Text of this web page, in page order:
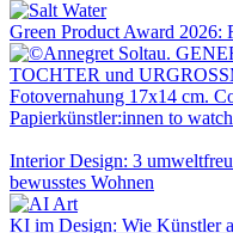
Green Product Award
Papierkünstler:innen to
Interior Design: 3
bewusstes Wohnen
KI im Design: Wie Künstler